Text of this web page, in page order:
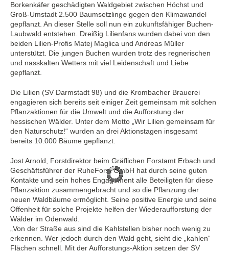
Borkenkäfer geschädigten Waldgebiet zwischen Höchst und
Groß-Umstadt 2.500 Baumsetzlinge gegen den Klimawandel
gepflanzt. An dieser Stelle soll nun ein zukunftsfähiger Buchen-
Laubwald entstehen. Dreißig Lilienfans wurden dabei von den
beiden Lilien-Profis Matej Maglica und Andreas Müller
unterstützt. Die jungen Buchen wurden trotz des regnerischen
und nasskalten Wetters mit viel Leidenschaft und Liebe
gepflanzt.
Die Lilien (SV Darmstadt 98) und die Krombacher Brauerei
engagieren sich bereits seit einiger Zeit gemeinsam mit solchen
Pflanzaktionen für die Umwelt und die Aufforstung der
hessischen Wälder. Unter dem Motto „Wir Lilien gemeinsam für
den Naturschutz!“ wurden an drei Aktionstagen insgesamt
bereits 10.000 Bäume gepflanzt.
Jost Arnold, Forstdirektor beim Gräflichen Forstamt Erbach und
Geschäftsführer der RuheForst GmbH hat durch seine guten
Kontakte und sein hohes Engagement alle Beteiligten für diese
Pflanzaktion zusammengebracht und so die Pflanzung der
neuen Waldbäume ermöglicht. Seine positive Energie und seine
Offenheit für solche Projekte helfen der Wiederaufforstung der
Wälder im Odenwald.
„Von der Straße aus sind die Kahlstellen bisher noch wenig zu
erkennen. Wer jedoch durch den Wald geht, sieht die „kahlen“
Flächen schnell. Mit der Aufforstungs-Aktion setzen der SV